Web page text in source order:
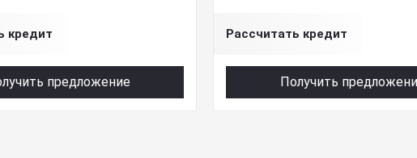
кредит
предложение
Рассчитать кредит
Получить